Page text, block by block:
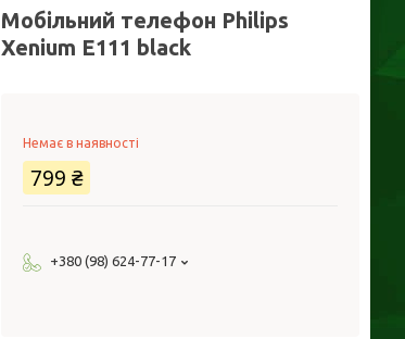
Мобільний телефон Philips
Xenium E111 black
Немає в наявності
799 ₴
+380 (98) 624-77-17